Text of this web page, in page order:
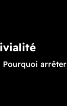
Pourquoi